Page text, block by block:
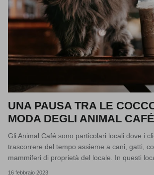
UNA PAUSA TRA LE
MODA DEGLI ANIMAL
Gli Animal Café sono particolari locali dove i
trascorrere del tempo assieme a cani, gatti,
mammiferi di proprietà del locale. In questi
16 febbraio 2023